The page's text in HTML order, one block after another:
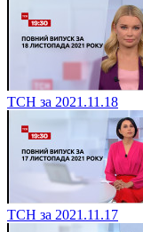
ТСН за 2021.11.18
ТСН за 2021.11.17